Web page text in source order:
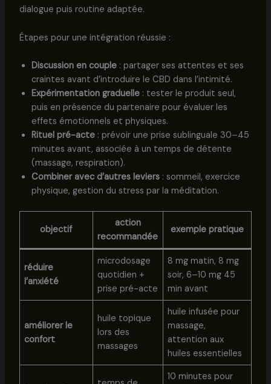
dialogue puis routine adaptée.
Étapes pour une intégration réussie :
Discussion en couple: partager ses attentes et ses
craintes avant d’introduire le CBD dans l’intimité.
Expérimentation graduelle: tester le produit seul,
puis en présence du partenaire pour évaluer les
effets émotionnels et physiques.
Rituel pré-acte: prévoir une prise sublinguale 30–45
minutes avant, associée à un temps de détente
(massage, respiration).
Combiner avec d’autres leviers: sommeil, exercice
physique, gestion du stress par la méditation.
objectif
action
recommandée
exemple pratique
réduire
l’anxiété
microdosage
quotidien +
prise pré-acte
8 mg matin, 8 mg
soir, 6–10 mg 45
min avant
améliorer le
confort
huile topique
lors des
massages
huile infusée pour
massage,
attention aux
huiles essentielles
10 minutes pour